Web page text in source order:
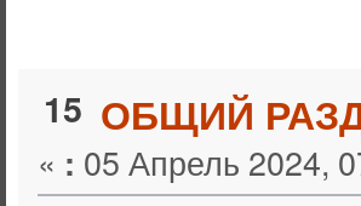
15 ОБЩИЙ
« : 05 Апрель 2024,